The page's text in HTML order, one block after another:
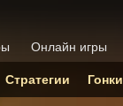
Онлайн игры
Стратегии Гонки